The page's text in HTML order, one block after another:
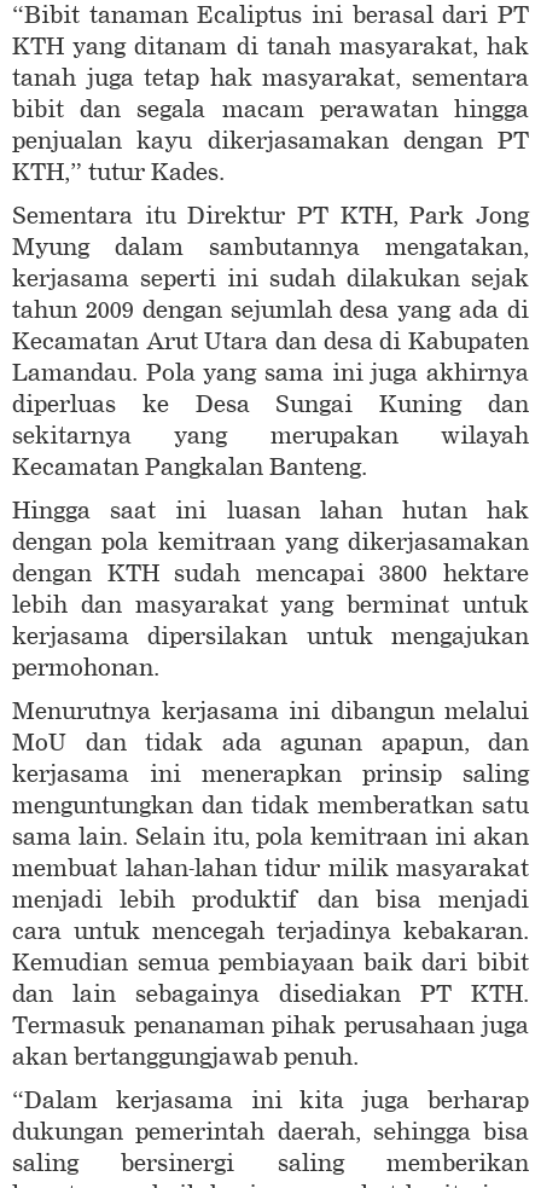
“Bibit tanaman Ecaliptus ini berasal dari PT
KTH yang ditanam di tanah masyarakat, hak
tanah juga tetap hak masyarakat, sementara
bibit dan segala macam perawatan hingga
penjualan kayu dikerjasamakan dengan PT
KTH,” tutur Kades.
Sementara itu Direktur PT KTH, Park Jong
Myung dalam sambutannya mengatakan,
kerjasama seperti ini sudah dilakukan sejak
tahun 2009 dengan sejumlah desa yang ada di
Kecamatan Arut Utara dan desa di Kabupaten
Lamandau. Pola yang sama ini juga akhirnya
diperluas ke Desa Sungai Kuning dan
sekitarnya yang merupakan wilayah
Kecamatan Pangkalan Banteng.
Hingga saat ini luasan lahan hutan hak
dengan pola kemitraan yang dikerjasamakan
dengan KTH sudah mencapai 3800 hektare
lebih dan masyarakat yang berminat untuk
kerjasama dipersilakan untuk mengajukan
permohonan.
Menurutnya kerjasama ini dibangun melalui
MoU dan tidak ada agunan apapun, dan
kerjasama ini menerapkan prinsip saling
menguntungkan dan tidak memberatkan satu
sama lain. Selain itu, pola kemitraan ini akan
membuat lahan-lahan tidur milik masyarakat
menjadi lebih produktif dan bisa menjadi
cara untuk mencegah terjadinya kebakaran.
Kemudian semua pembiayaan baik dari bibit
dan lain sebagainya disediakan PT KTH.
Termasuk penanaman pihak perusahaan juga
akan bertanggungjawab penuh.
“Dalam kerjasama ini kita juga berharap
dukungan pemerintah daerah, sehingga bisa
saling bersinergi saling memberikan